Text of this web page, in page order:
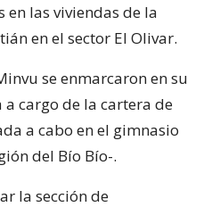
las viviendas de la
en el sector El Olivar.
se enmarcaron en su
cargo de la cartera de
a cabo en el gimnasio
del Bío Bío-.
la sección de